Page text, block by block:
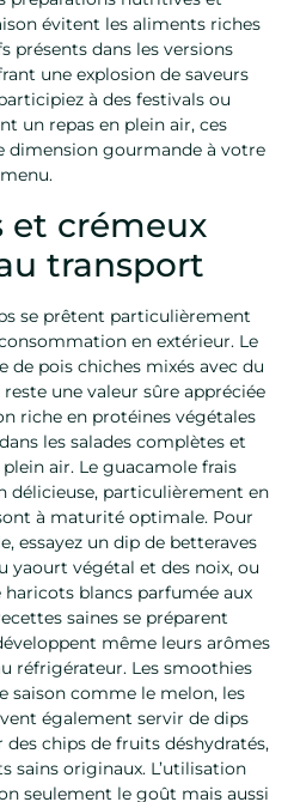
évitent les aliments riches
présents dans les versions
une explosion de saveurs
à des festivals ou
un repas en plein air, ces
dimension gourmande à votre
menu.
et crémeux
transport
se prêtent particulièrement
en extérieur. Le
de pois chiches mixés avec du
une valeur sûre appréciée
riche en protéines végétales
les salades complètes et
air. Le guacamole frais
délicieuse, particulièrement en
à maturité optimale. Pour
essayez un dip de betteraves
yaourt végétal et des noix, ou
blancs parfumée aux
saines se préparent
même leurs arômes
réfrigérateur. Les smoothies
saison comme le melon, les
également servir de dips
chips de fruits déshydratés,
sains originaux. L’utilisation
seulement le goût mais aussi